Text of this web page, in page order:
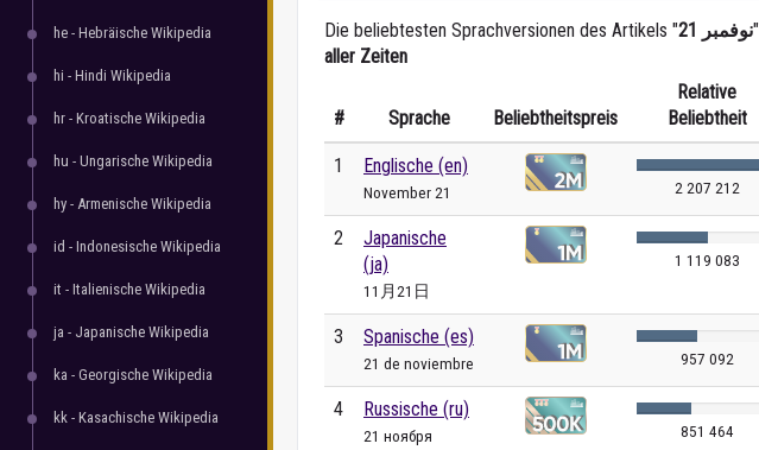
he - Hebräische Wikipedia
hi - Hindi Wikipedia
hr - Kroatische Wikipedia
hu - Ungarische Wikipedia
hy - Armenische Wikipedia
id - Indonesische Wikipedia
it - Italienische Wikipedia
ja - Japanische Wikipedia
ka - Georgische Wikipedia
kk - Kasachische Wikipedia
Die beliebtesten Sprachversionen des Artikels " 21 نوفمبر"
aller Zeiten
# Sprache Beliebtheitspreis
Relative
Beliebtheit
1 Englische (en)
November 21 2 207 212
2
Japanische
(ja)
11月21日
1 119 083
3 Spanische (es)
21 de noviembre 957 092
4 Russische (ru)
21 ноября 851 464